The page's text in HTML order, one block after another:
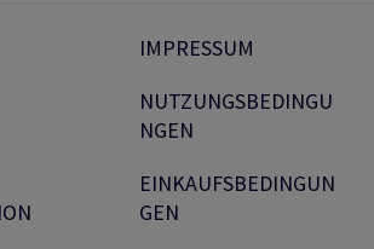
IMPRESSUM
NUTZUNGSBEDINGU
NGEN
EINKAUFSBEDINGUN
GEN